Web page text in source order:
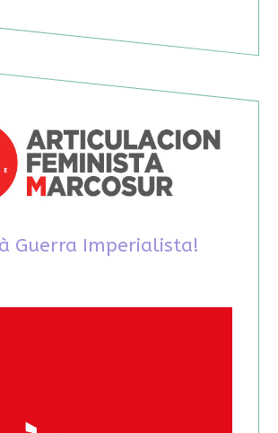
Guerra Imperialista!